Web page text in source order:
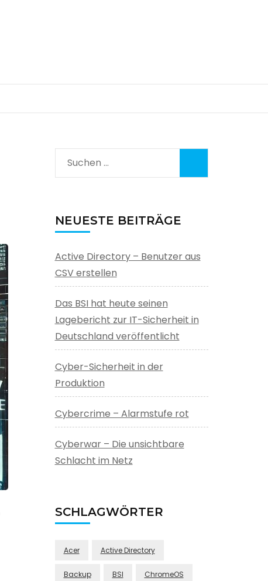
Suchen
nach:
NEUESTE BEITRÄGE
Active Directory – Benutzer aus
CSV erstellen
Das BSI hat heute seinen
Lagebericht zur IT-Sicherheit in
Deutschland veröffentlicht
Cyber-Sicherheit in der
Produktion
Cybercrime – Alarmstufe rot
Cyberwar – Die unsichtbare
Schlacht im Netz
SCHLAGWÖRTER
Acer Active Directory
Backup BSI ChromeOS